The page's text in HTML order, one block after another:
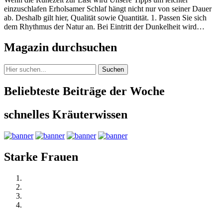
einzuschlafen Erholsamer Schlaf hängt nicht nur von seiner Dauer
ab. Deshalb gilt hier, Qualität sowie Quantität. 1. Passen Sie sich
dem Rhythmus der Natur an. Bei Eintritt der Dunkelheit wird…
Magazin durchsuchen
Suchen
Beliebteste Beiträge der Woche
schnelles Kräuterwissen
Starke Frauen